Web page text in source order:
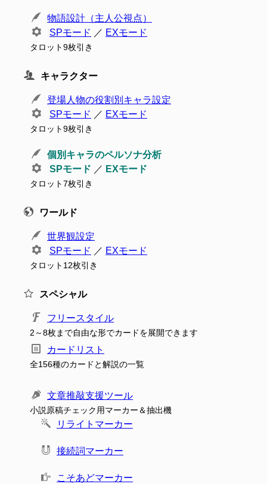
物語設計（主人公視点）
SPモード ／ EXモード
タロット9枚引き
キャラクター
登場人物の役割別キャラ設定
SPモード ／ EXモード
タロット9枚引き
個別キャラのペルソナ分析
SPモード ／ EXモード
タロット7枚引き
ワールド
世界観設定
SPモード ／ EXモード
タロット12枚引き
スペシャル
フリースタイル
2～8枚まで自由な形でカードを展開できます
カードリスト
全156種のカードと解説の一覧
文章推敲支援ツール
小説原稿チェック用マーカー＆抽出機
リライトマーカー
接続詞マーカー
こそあどマーカー